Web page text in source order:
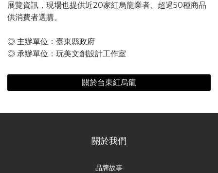
展覽資訊，現場也提供近20家紅烏龍業者、超過50種商品
供消費者選購。
◎ 主辦單位：臺東縣政府
◎ 承辦單位：玩美文創設計工作室
關於台東紅烏龍
關於我們
品牌故事